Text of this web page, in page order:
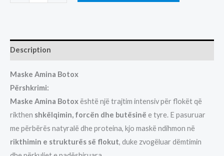
AMINA
Description
Maske Amina Botox
Përshkrimi:
Maske Amina Botoxështë një trajtim intensiv për flokët që
rikthen shkëlqimin, forcën dhe butësinë e tyre. E pasuruar
me përbërës natyralë dhe proteina, kjo maskë ndihmon në
rikthimin e strukturës së flokut, duke zvogëluar dëmtimin